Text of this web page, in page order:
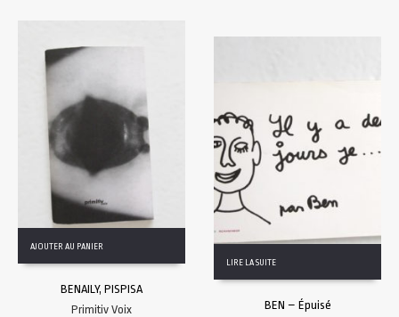
AJOUTER AU PANIER
BENAILY, PISPISA
Primitiv Voix
LIRE LA SUITE
BEN – Épuisé